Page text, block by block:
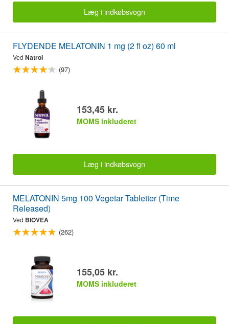
Læg i indkøbsvogn
FLYDENDE MELATONIN 1 mg (2 fl oz) 60 ml
Ved Natrol
(97)
153,45 kr.
MOMS inkluderet
Læg i indkøbsvogn
MELATONIN 5mg 100 Vegetar Tabletter (Time
Released)
Ved BIOVEA
(262)
155,05 kr.
MOMS inkluderet